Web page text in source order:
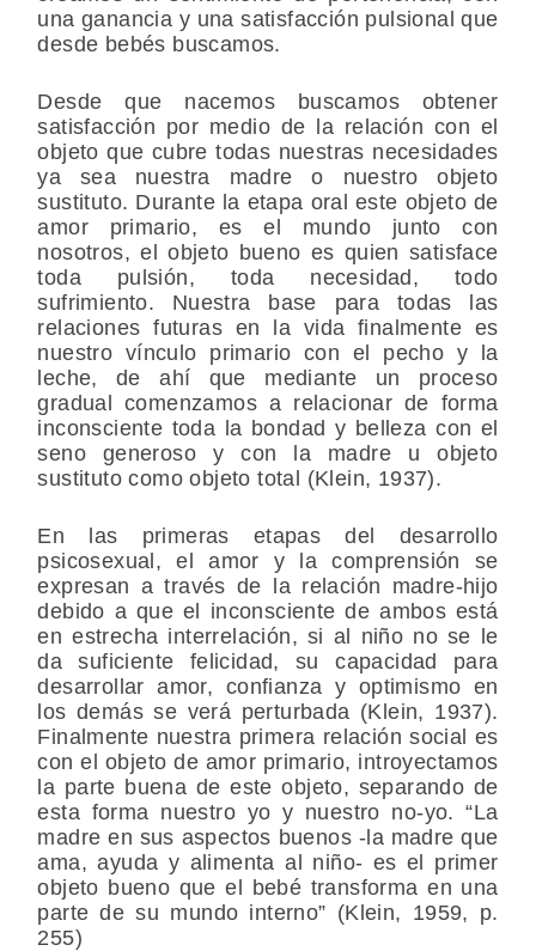
una ganancia y una satisfacción pulsional que
desde bebés buscamos.
Desde que nacemos buscamos obtener
satisfacción por medio de la relación con el
objeto que cubre todas nuestras necesidades
ya sea nuestra madre o nuestro objeto
sustituto. Durante la etapa oral este objeto de
amor primario, es el mundo junto con
nosotros, el objeto bueno es quien satisface
toda pulsión, toda necesidad, todo
sufrimiento. Nuestra base para todas las
relaciones futuras en la vida finalmente es
nuestro vínculo primario con el pecho y la
leche, de ahí que mediante un proceso
gradual comenzamos a relacionar de forma
inconsciente toda la bondad y belleza con el
seno generoso y con la madre u objeto
sustituto como objeto total (Klein, 1937).
En las primeras etapas del desarrollo
psicosexual, el amor y la comprensión se
expresan a través de la relación madre-hijo
debido a que el inconsciente de ambos está
en estrecha interrelación, si al niño no se le
da suficiente felicidad, su capacidad para
desarrollar amor, confianza y optimismo en
los demás se verá perturbada (Klein, 1937).
Finalmente nuestra primera relación social es
con el objeto de amor primario, introyectamos
la parte buena de este objeto, separando de
esta forma nuestro yo y nuestro no-yo. “La
madre en sus aspectos buenos -la madre que
ama, ayuda y alimenta al niño- es el primer
objeto bueno que el bebé transforma en una
parte de su mundo interno” (Klein, 1959, p.
255)